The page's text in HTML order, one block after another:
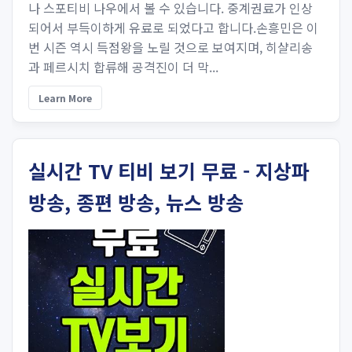
나 스포티비 나우에서 볼 수 있습니다. 중계권료가 인상
되어서 부득이하게 유료로 되었다고 합니다.손흥민은 이
번 시즌 역시 득점왕을 노릴 것으로 보여지며, 히샬리송
과 페르시치 합류해 공격진이 더 막...
Learn More
실시간 TV 티비 보기 무료 - 지상파
방송, 종편 방송, 뉴스 방송